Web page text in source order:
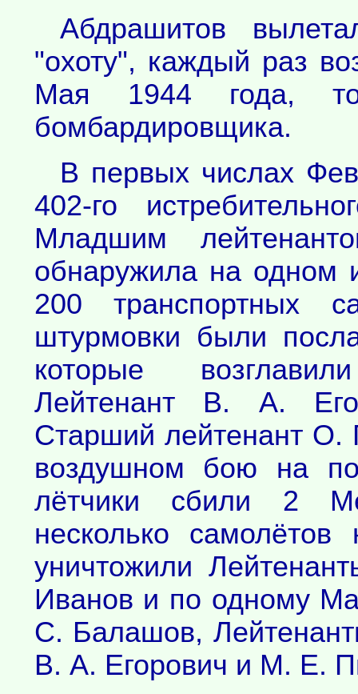
Абдрашитов
"охоту", каждый раз
Мая 1944 года,
бомбардировщика.
В первых числах
402-го
Младшим
обнаружила на одном
200 транспортных
штурмовки были
которые
Лейтенант В. А.
Старший лейтенант
воздушном бою на
лётчики сбили 2
несколько
уничтожили
Иванов и по одному
С. Балашов,
В. А. Егорович и М. Е.